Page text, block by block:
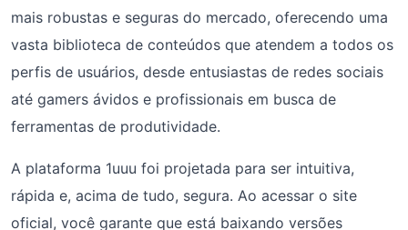
mais robustas e seguras do mercado, oferecendo uma
vasta biblioteca de conteúdos que atendem a todos os
perfis de usuários, desde entusiastas de redes sociais
até gamers ávidos e profissionais em busca de
ferramentas de produtividade.
A plataforma 1uuu foi projetada para ser intuitiva,
rápida e, acima de tudo, segura. Ao acessar o site
oficial, você garante que está baixando versões